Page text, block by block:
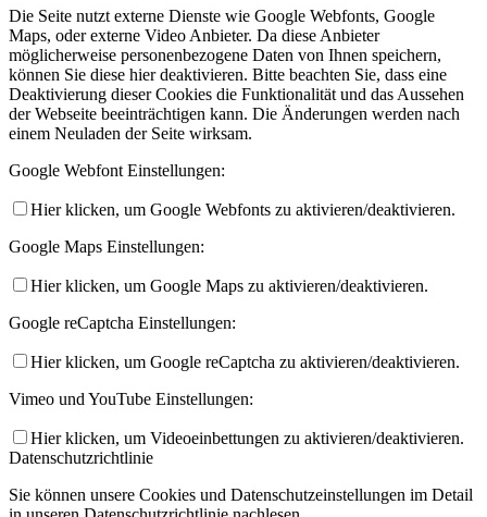
Die Seite nutzt externe Dienste wie Google Webfonts, Google
Maps, oder externe Video Anbieter. Da diese Anbieter
möglicherweise personenbezogene Daten von Ihnen speichern,
können Sie diese hier deaktivieren. Bitte beachten Sie, dass eine
Deaktivierung dieser Cookies die Funktionalität und das Aussehen
der Webseite beeinträchtigen kann. Die Änderungen werden nach
einem Neuladen der Seite wirksam.
Google Webfont Einstellungen:
Hier klicken, um Google Webfonts zu aktivieren/deaktivieren.
Google Maps Einstellungen:
Hier klicken, um Google Maps zu aktivieren/deaktivieren.
Google reCaptcha Einstellungen:
Hier klicken, um Google reCaptcha zu aktivieren/deaktivieren.
Vimeo und YouTube Einstellungen:
Hier klicken, um Videoeinbettungen zu aktivieren/deaktivieren.
Datenschutzrichtlinie
Sie können unsere Cookies und Datenschutzeinstellungen im Detail